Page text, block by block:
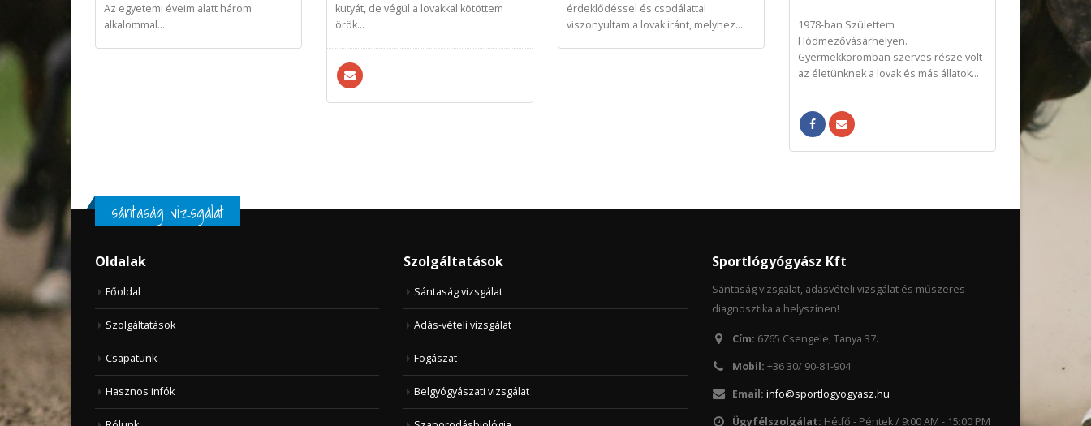
Az egyetemi éveim alatt három
alkalommal...
kutyát, de végül a lovakkal kötöttem
örök...
érdeklődéssel és csodálattal
viszonyultam a lovak iránt, melyhez...
1978-ban Születtem
Hódmezővásárhelyen.
Gyermekkoromban szerves része volt
az életünknek a lovak és más állatok...
sántaság vizsgálat
Oldalak
Főoldal
Szolgáltatások
Csapatunk
Hasznos infók
Szolgáltatások
Sántaság vizsgálat
Adás-vételi vizsgálat
Fogászat
Belgyógyászati vizsgálat
Sportlógyógyász Kft
Sántaság vizsgálat, adásvételi vizsgálat és műszeres
diagnosztika a helyszínen!
Cím: 6765 Csengele, Tanya 37.
Mobil: +36 30/ 90-81-904
Email: info@sportlogyogyasz.hu
Ügyfélszolgálat: Hétfő - Péntek / 9:00 AM - 15:00 PM